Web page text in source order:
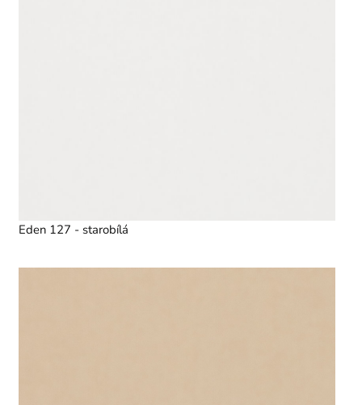
Eden 127 - starobílá